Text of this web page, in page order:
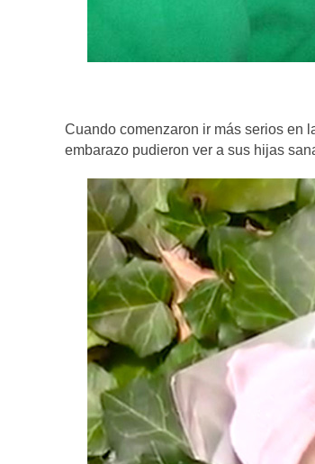
Cuando comenzaron ir más serios en
embarazo pudieron ver a sus hijas